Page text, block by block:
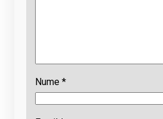
Nume *